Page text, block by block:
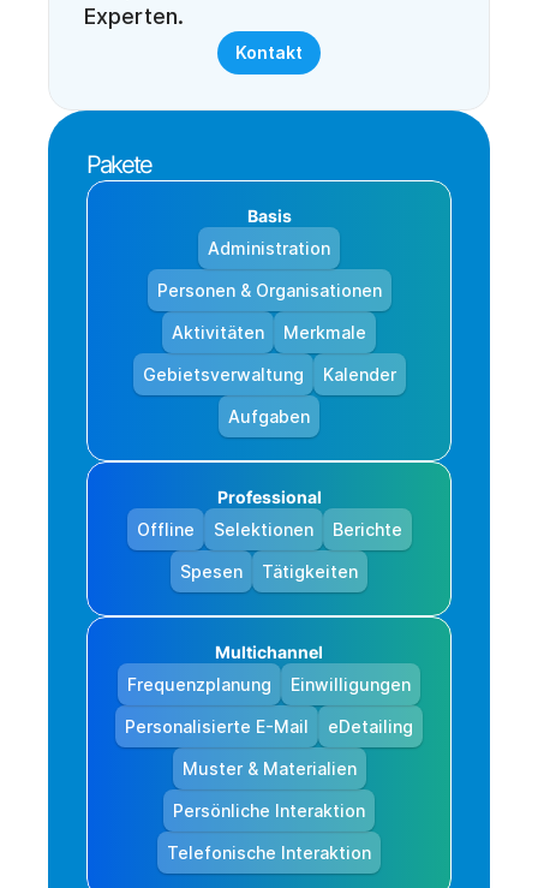
Experten.
Kontakt
Pakete
Basis
Administration
Personen & Organisationen
Aktivitäten Merkmale
Gebietsverwaltung Kalender
Aufgaben
Professional
Offline
Selektionen Berichte
Spesen Tätigkeiten
Multichannel
Frequenzplanung
Einwilligungen
Personalisierte E-Mail eDetailing
Muster & Materialien
Persönliche Interaktion
Telefonische Interaktion